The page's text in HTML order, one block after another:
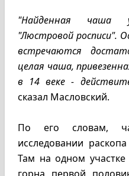
"Найденная чаша
"Люстровой росписи".
встречаются
целая чаша,
в 14 веке -
сказал Масловский.
По его словам,
исследовании
Там на одном